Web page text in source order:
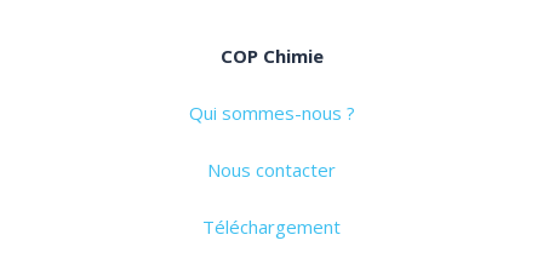
COP Chimie
Qui sommes-nous ?
Nous contacter
Téléchargement